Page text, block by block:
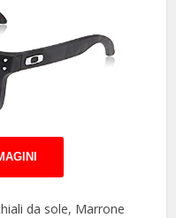
da sole, Marrone